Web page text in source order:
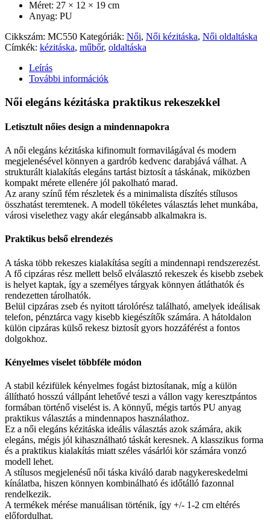
Méret: 27 × 12 × 19 cm
Anyag: PU
Cikkszám: MC550 Kategóriák: Női, Női kézitáska, Női oldaltáska
Címkék: kézitáska, műbőr, oldaltáska
Leírás
További információk
Női elegáns kézitáska praktikus rekeszekkel
Letisztult nőies design a mindennapokra
A női elegáns kézitáska kifinomult formavilágával és modern
megjelenésével könnyen a gardrób kedvenc darabjává válhat. A
strukturált kialakítás elegáns tartást biztosít a táskának, miközben
kompakt mérete ellenére jól pakolható marad.
Az arany színű fém részletek és a minimalista díszítés stílusos
összhatást teremtenek. A modell tökéletes választás lehet munkába,
városi viselethez vagy akár elegánsabb alkalmakra is.
Praktikus belső elrendezés
A táska több rekeszes kialakítása segíti a mindennapi rendszerezést.
A fő cipzáras rész mellett belső elválasztó rekeszek és kisebb zsebek
is helyet kaptak, így a személyes tárgyak könnyen átláthatók és
rendezetten tárolhatók.
Belül cipzáras zseb és nyitott tárolórész található, amelyek ideálisak
telefon, pénztárca vagy kisebb kiegészítők számára. A hátoldalon
külön cipzáras külső rekesz biztosít gyors hozzáférést a fontos
dolgokhoz.
Kényelmes viselet többféle módon
A stabil kézifülek kényelmes fogást biztosítanak, míg a külön
állítható hosszú vállpánt lehetővé teszi a vállon vagy keresztpántos
formában történő viselést is. A könnyű, mégis tartós PU anyag
praktikus választás a mindennapos használathoz.
Ez a női elegáns kézitáska ideális választás azok számára, akik
elegáns, mégis jól kihasználható táskát keresnek. A klasszikus forma
és a praktikus kialakítás miatt széles vásárlói kör számára vonzó
modell lehet.
A stílusos megjelenésű női táska kiváló darab nagykereskedelmi
kínálatba, hiszen könnyen kombinálható és időtálló fazonnal
rendelkezik.
A termékek mérése manuálisan történik, így +/- 1-2 cm eltérés
előfordulhat.